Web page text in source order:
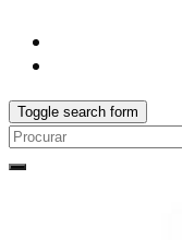
Toggle search form
Search